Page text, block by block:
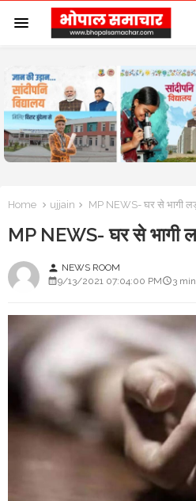
Home ujjain MP NEWS- घर से भागी
MP NEWS- घर से भागी
person NEWS ROOM
9/13/2021 07:04:00 PM
3